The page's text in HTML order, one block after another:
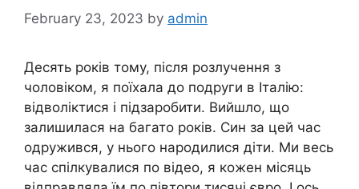
February 23, 2023 by admin
Десять років тому, після розлучення з
чоловіком, я поїхала до подруги в Італію:
відволіктися і підзаробити. Вийшло, що
залишилася на багато років. Син за цей час
одружився, у нього народилися діти. Ми весь
час спілкувалися по відео, я кожен місяць